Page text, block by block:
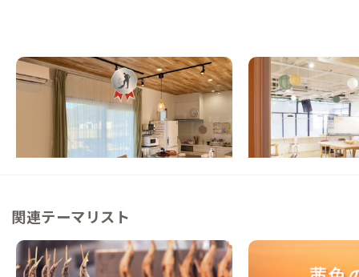
石垣A邸
戸建て
【ビーチまで徒歩6分】沖縄の離島『石垣
島』北部の自然を愉しむ家
この家からの距離 20km
宮古島B邸
沖縄県 ゲストハウス
【ワンデイ、ワンシ
トリートハウス
この家からの距離 124km
関連テーマリスト